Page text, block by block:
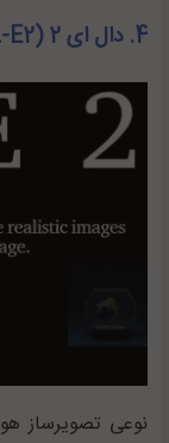
4. دال ای 2 (DALL-E2)
نوعی تصویرساز